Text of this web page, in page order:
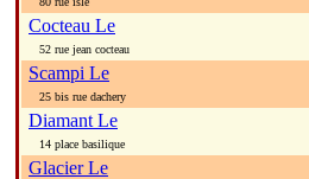
Cocteau Le
52 rue jean cocteau
Scampi Le
25 bis rue dachery
Diamant Le
14 place basilique
Glacier Le